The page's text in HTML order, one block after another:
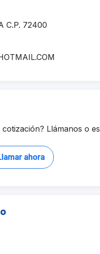
C.P. 72400
Llámanos o
ahora